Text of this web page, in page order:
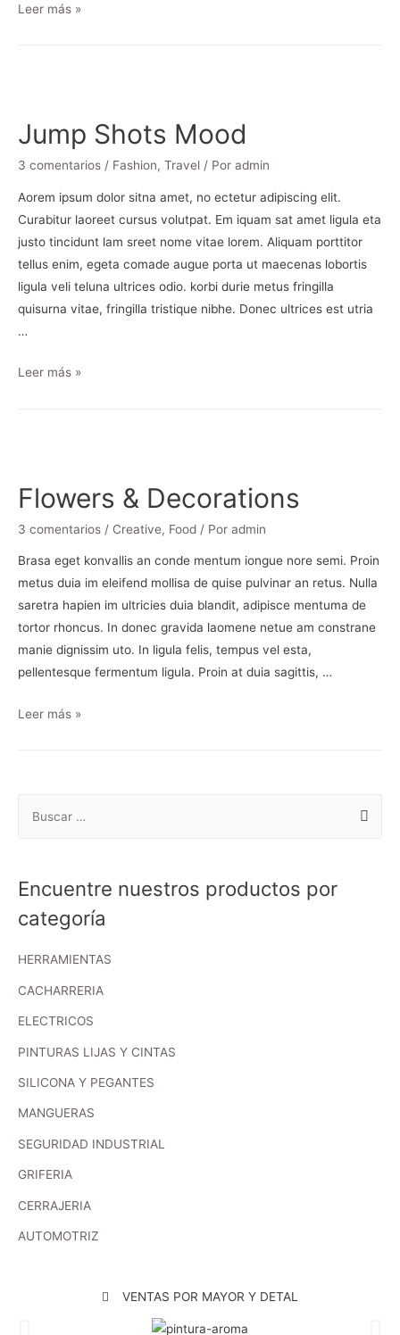
Leer más »
Jump Shots Mood
3 comentarios / Fashion, Travel / Por admin
Aorem ipsum dolor sitna amet, no ectetur adipiscing elit.
Curabitur laoreet cursus volutpat. Em iquam sat amet ligula eta
justo tincidunt lam sreet nome vitae lorem. Aliquam porttitor
tellus enim, egeta comade augue porta ut maecenas lobortis
ligula veli teluna ultrices odio. korbi durie metus fringilla
quisurna vitae, fringilla tristique nibhe. Donec ultrices est utria
…
Leer más »
Flowers & Decorations
3 comentarios / Creative, Food / Por admin
Brasa eget konvallis an conde mentum iongue nore semi. Proin
metus duia im eleifend mollisa de quise pulvinar an retus. Nulla
saretra hapien im ultricies duia blandit, adipisce mentuma de
tortor rhoncus. In donec gravida laomene netue am constrane
manie dignissim uto. In ligula felis, tempus vel esta,
pellentesque fermentum ligula. Proin at duia sagittis, …
Leer más »
Encuentre nuestros productos por
categoría
HERRAMIENTAS
CACHARRERIA
ELECTRICOS
PINTURAS LIJAS Y CINTAS
SILICONA Y PEGANTES
MANGUERAS
SEGURIDAD INDUSTRIAL
GRIFERIA
CERRAJERIA
AUTOMOTRIZ
VENTAS POR MAYOR Y DETAL